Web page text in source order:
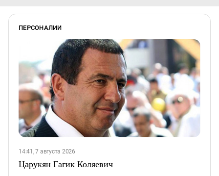
ПЕРСОНАЛИИ
14:41, 7 августа 2026
Царукян Гагик Коляевич